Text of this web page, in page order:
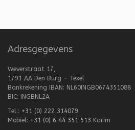
Adresgegevens
Weverstraat 17,
1791 AA Den Burg - Texel
Bankrekening IBAN: NL60INGB0674351088
BIC: INGBNL2A
Tel.: +31 (0) 222 314079
Mobiel: +31 (0) 6 44 351 513 Karim